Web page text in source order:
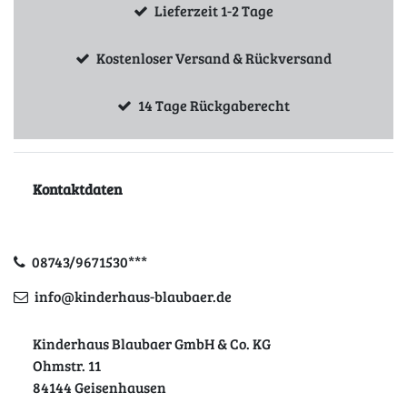
Lieferzeit 1-2 Tage
Kostenloser Versand & Rückversand
14 Tage Rückgaberecht
Kontaktdaten
08743/9671530***
info@kinderhaus-blaubaer.de
Kinderhaus Blaubaer GmbH & Co. KG
Ohmstr. 11
84144 Geisenhausen